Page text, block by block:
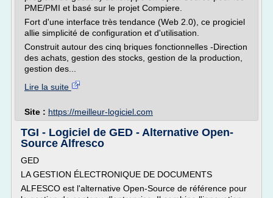
PME/PMI et basé sur le projet Compiere.
Fort d'une interface très tendance (Web 2.0), ce progiciel
allie simplicité de configuration et d'utilisation.
Construit autour des cinq briques fonctionnelles -Direction
des achats, gestion des stocks, gestion de la production,
gestion des...
Lire la suite
Site : https://meilleur-logiciel.com
TGI - Logiciel de GED - Alternative Open-
Source Alfresco
GED
LA GESTION ÉLECTRONIQUE DE DOCUMENTS
ALFESCO est l'alternative Open-Source de référence pour